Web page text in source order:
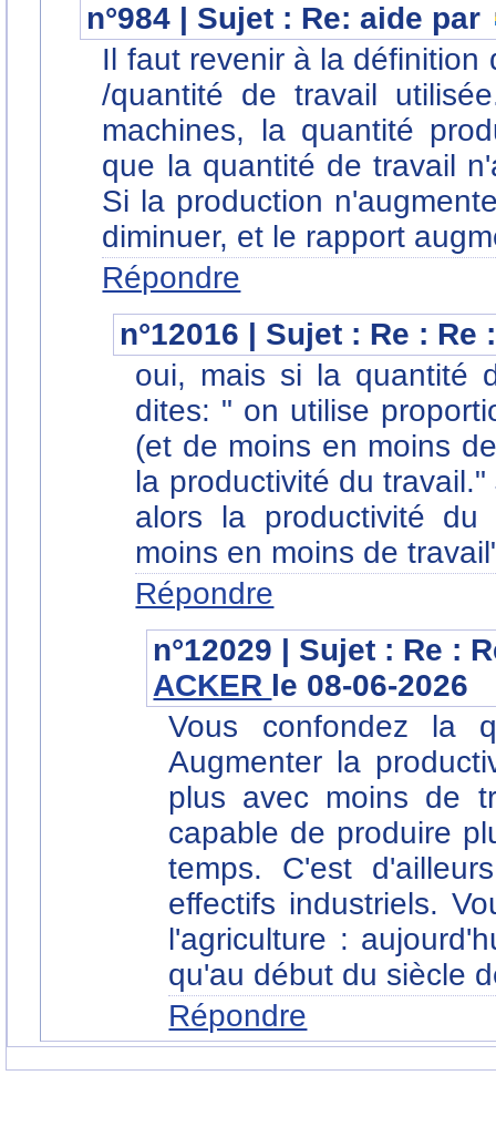
n°984 | Sujet : Re: aide par
Il faut revenir à la définition
/quantité de travail
machines, la quantité
que la quantité de travail
Si la production
diminuer, et le rapport
Répondre
n°12016 | Sujet : Re :
oui, mais si la quantité
dites: " on utilise
(et de moins en moins
la productivité du
alors la productivité
moins en moins de
Répondre
n°12029 | Sujet : Re :
ACKER le 08-06-2026
Vous confondez la
Augmenter la
plus avec moins de
capable de produire
temps. C'est
effectifs industriels.
l'agriculture :
qu'au début du siècle
Répondre